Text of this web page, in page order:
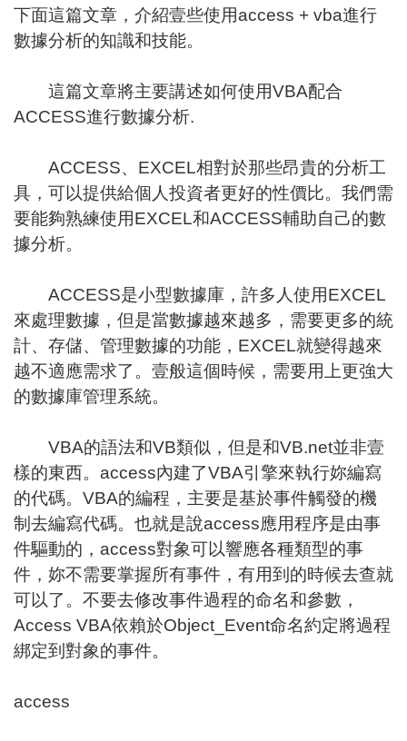
下面這篇文章，介紹壹些使用access + vba進行
數據分析的知識和技能。
這篇文章將主要講述如何使用VBA配合
ACCESS進行數據分析.
ACCESS、EXCEL相對於那些昂貴的分析工
具，可以提供給個人投資者更好的性價比。我們需
要能夠熟練使用EXCEL和ACCESS輔助自己的數
據分析。
ACCESS是小型數據庫，許多人使用EXCEL
來處理數據，但是當數據越來越多，需要更多的統
計、存儲、管理數據的功能，EXCEL就變得越來
越不適應需求了。壹般這個時候，需要用上更強大
的數據庫管理系統。
VBA的語法和VB類似，但是和VB.net並非壹
樣的東西。access內建了VBA引擎來執行妳編寫
的代碼。VBA的編程，主要是基於事件觸發的機
制去編寫代碼。也就是說access應用程序是由事
件驅動的，access對象可以響應各種類型的事
件，妳不需要掌握所有事件，有用到的時候去查就
可以了。不要去修改事件過程的命名和參數，
Access VBA依賴於Object_Event命名約定將過程
綁定到對象的事件。
access